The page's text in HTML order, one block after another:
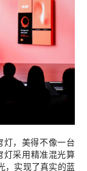
，美得不像一台
灯采用精准混光算
，实现了真实的蓝